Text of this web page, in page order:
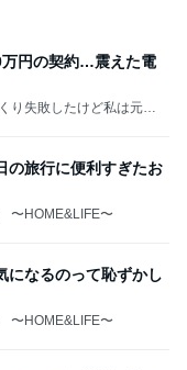
万円の契約…震えた電
り失敗したけど私は元気
の旅行に便利すぎたお
〜HOME&LIFE〜
になるのって恥ずかし
〜HOME&LIFE〜